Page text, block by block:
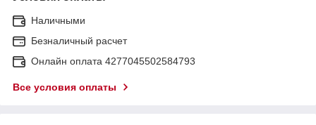
Наличными
Безналичный расчет
Онлайн оплата 4277045502584793
Все условия оплаты